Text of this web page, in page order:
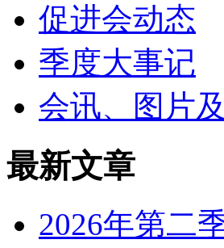
促进会动态
季度大事记
会讯、图片
最新文章
2026年第二